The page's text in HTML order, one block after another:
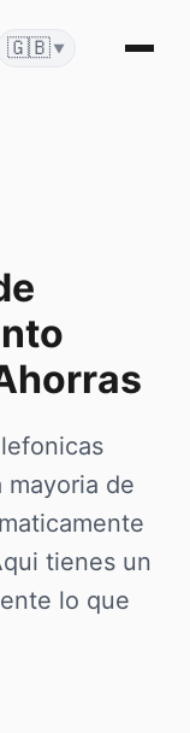
🇬🇧 ▼
de
tienes un
lo que